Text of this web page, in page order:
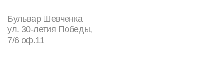
Бульвар Шевченка
ул. 30-летия Победы,
7/6 оф.11